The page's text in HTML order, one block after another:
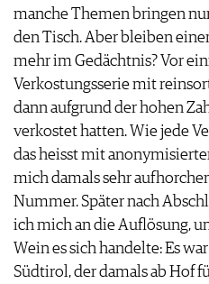
IMPRESSUM
AGB & DATENSCHUTZ
FAQ
manche Themen bringen
den Tisch. Aber bleiben
mehr im Gedächtnis? Vor
Verkostungsserie mit
dann aufgrund der hohen
verkostet hatten. Wie jede
das heisst mit
mich damals sehr
Nummer. Später nach
ich mich an die Auflösung,
Wein es sich handelte: Es
Südtirol, der damals ab Hof